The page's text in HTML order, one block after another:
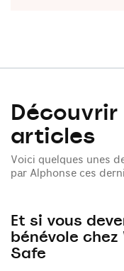
articles
Voici quelques unes
par Alphonse ces
Et si vous
bénévole chez
Safe